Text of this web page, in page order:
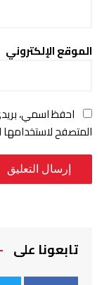
الموقع الإلكتروني
احفظ اسمي،
المتصفح
تابعونا على